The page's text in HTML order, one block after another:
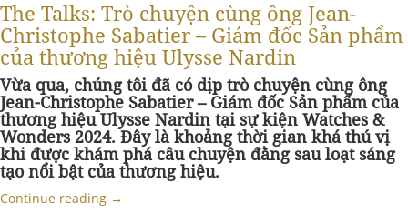
The Talks: Trò chuyện cùng ông Jean-
Christophe Sabatier – Giám đốc Sản phẩm
của thương hiệu Ulysse Nardin
Vừa qua, chúng tôi đã có dịp trò chuyện cùng ông
Jean-Christophe Sabatier– Giám đốc Sản phẩm của
thương hiệuUlysse Nardin tại sự kiện Watches &
Wonders 2024. Đây là khoảng thời gian khá thú vị
khi được khám phá câu chuyện đằng sau loạt sáng
tạo nổi bật của thương hiệu.
Continue reading →